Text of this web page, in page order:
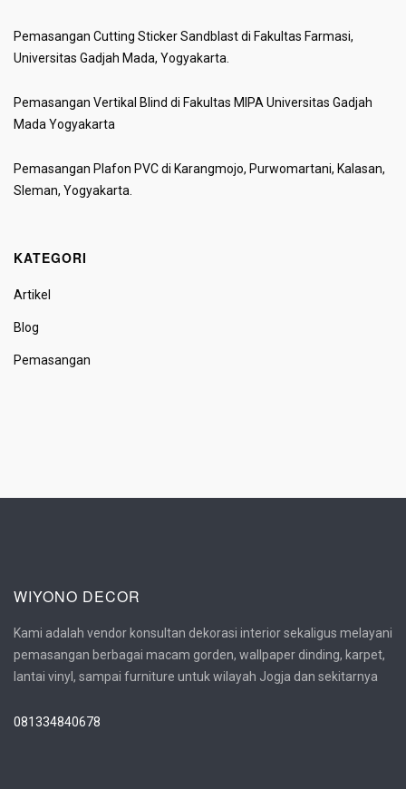
Pemasangan Cutting Sticker Sandblast di Fakultas Farmasi,
Universitas Gadjah Mada, Yogyakarta.
Pemasangan Vertikal Blind di Fakultas MIPA Universitas Gadjah
Mada Yogyakarta
Pemasangan Plafon PVC di Karangmojo, Purwomartani, Kalasan,
Sleman, Yogyakarta.
KATEGORI
Artikel
Blog
Pemasangan
WIYONO DECOR
Kami adalah vendor konsultan dekorasi interior sekaligus melayani
pemasangan berbagai macam gorden, wallpaper dinding, karpet,
lantai vinyl, sampai furniture untuk wilayah Jogja dan sekitarnya
081334840678